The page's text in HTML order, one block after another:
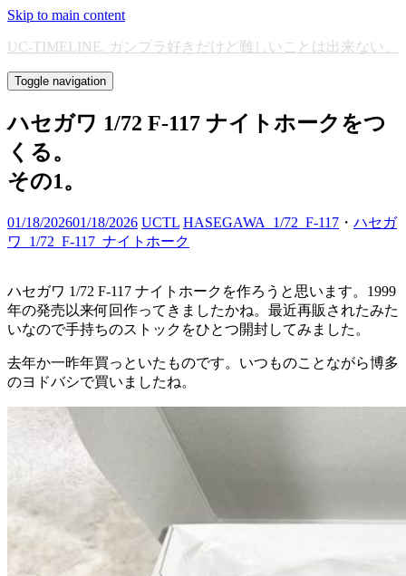
Skip to main content
UC-TIMELINE. ガンプラ好きだけど難しいことは出来ない。
Toggle navigation
ハセガワ 1/72 F-117 ナイトホークをつ
くる。
その1。
01/18/202601/18/2026 UCTL HASEGAWA_1/72_F-117 ・ ハセガ
ワ_1/72_F-117_ナイトホーク
ハセガワ 1/72 F-117 ナイトホークを作ろうと思います。1999
年の発売以来何回作ってきましたかね。最近再販されたみた
いなので手持ちのストックをひとつ開封してみました。
去年か一昨年買っといたものです。いつものことながら博多
のヨドバシで買いましたね。